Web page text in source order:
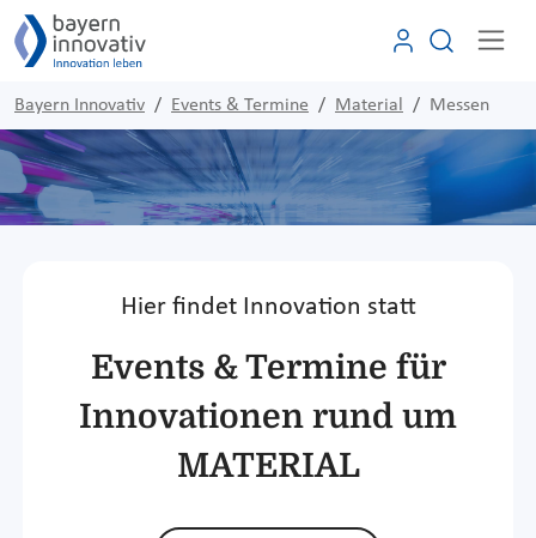
Bayern Innovativ Events & Termine Material Messen
Hier findet Innovation statt
Events & Termine für
Innovationen rund um
MATERIAL